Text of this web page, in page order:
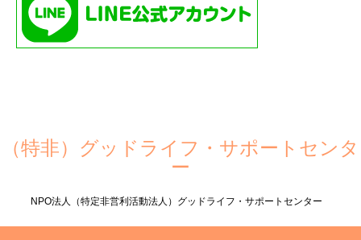
（特非）グッドライフ・サポートセンタ
ー
NPO法人（特定非営利活動法人）グッドライフ・サポートセンター